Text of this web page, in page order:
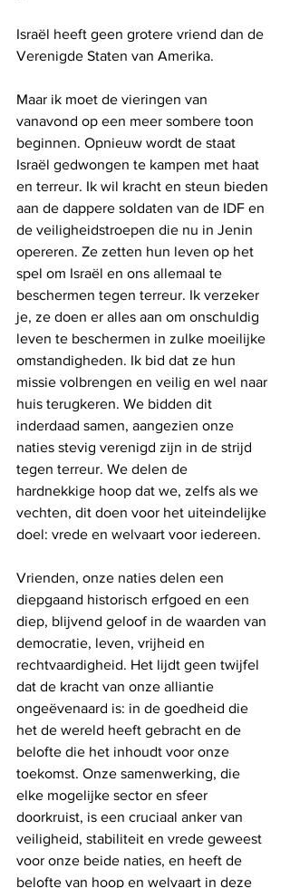
Israël heeft geen grotere vriend dan de
Verenigde Staten van Amerika.
Maar ik moet de vieringen van
vanavond op een meer sombere toon
beginnen. Opnieuw wordt de staat
Israël gedwongen te kampen met haat
en terreur. Ik wil kracht en steun bieden
aan de dappere soldaten van de IDF en
de veiligheidstroepen die nu in Jenin
opereren. Ze zetten hun leven op het
spel om Israël en ons allemaal te
beschermen tegen terreur. Ik verzeker
je, ze doen er alles aan om onschuldig
leven te beschermen in zulke moeilijke
omstandigheden. Ik bid dat ze hun
missie volbrengen en veilig en wel naar
huis terugkeren. We bidden dit
inderdaad samen, aangezien onze
naties stevig verenigd zijn in de strijd
tegen terreur. We delen de
hardnekkige hoop dat we, zelfs als we
vechten, dit doen voor het uiteindelijke
doel: vrede en welvaart voor iedereen.
Vrienden, onze naties delen een
diepgaand historisch erfgoed en een
diep, blijvend geloof in de waarden van
democratie, leven, vrijheid en
rechtvaardigheid. Het lijdt geen twijfel
dat de kracht van onze alliantie
ongeëvenaard is: in de goedheid die
het de wereld heeft gebracht en de
belofte die het inhoudt voor onze
toekomst. Onze samenwerking, die
elke mogelijke sector en sfeer
doorkruist, is een cruciaal anker van
veiligheid, stabiliteit en vrede geweest
voor onze beide naties, en heeft de
belofte van hoop en welvaart in deze